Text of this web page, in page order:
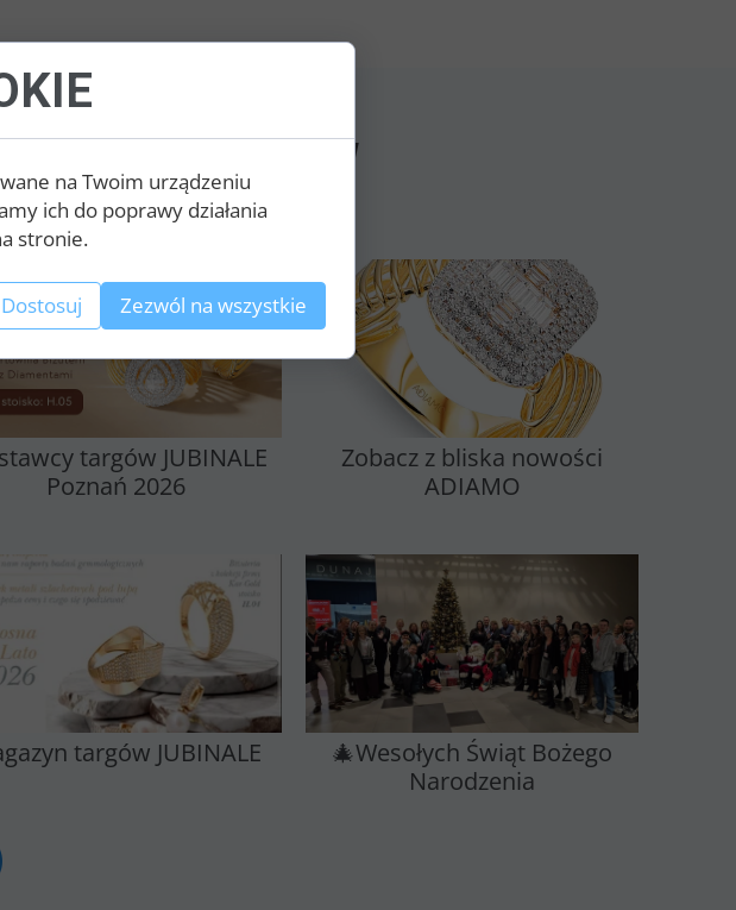
I WYSTAWCÓW
targów JUBINALE
Poznań 2026
Zobacz z bliska nowości
ADIAMO
targów JUBINALE
🎄Wesołych Świąt Bożego
Narodzenia
na Twoim urządzeniu
ich do poprawy działania
stronie.
Dostosuj Zezwól na wszystkie